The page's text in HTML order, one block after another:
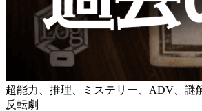
超能力、推理、ミステリー、ADV、謎
反転劇